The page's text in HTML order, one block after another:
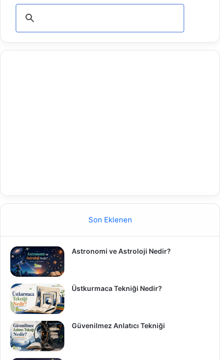
Son Eklenen
Astronomi ve Astroloji Nedir?
Üstkurmaca Tekniği Nedir?
Güvenilmez Anlatıcı Tekniği